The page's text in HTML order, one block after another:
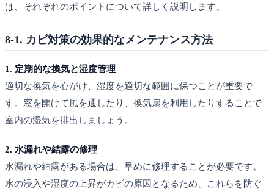
は、それぞれのポイントについて詳しく説明します。
8-1. カビ対策の効果的なメンテナンス方法
1. 定期的な換気と湿度管理
適切な換気を心がけ、湿度を適切な範囲に保つことが重要で
す。窓を開けて風を通したり、換気扇を利用したりすることで
室内の湿気を排出しましょう。
2. 水漏れや結露の修理
水漏れや結露がある場合は、早めに修理することが必要です。
水の浸入や湿度の上昇がカビの原因となるため、これらを防ぐ